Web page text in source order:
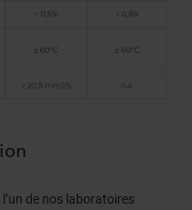
de nos laboratoires